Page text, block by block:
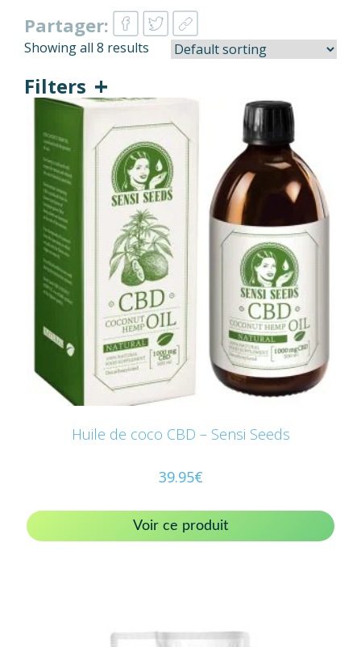
Partager:
Showing all 8 results
Huile de coco CBD – Sensi Seeds
39.95€
Voir ce produit
Filters